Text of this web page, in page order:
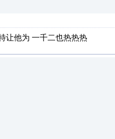
让他为 一千二也热热热